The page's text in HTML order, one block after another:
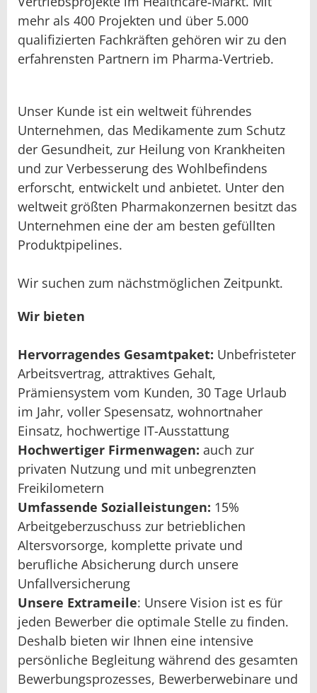
mehr als 400 Projekten und über 5.000
qualifizierten Fachkräften gehören wir zu den
erfahrensten Partnern im Pharma-Vertrieb.
Unser Kunde ist ein weltweit führendes
Unternehmen, das Medikamente zum Schutz
der Gesundheit, zur Heilung von Krankheiten
und zur Verbesserung des Wohlbefindens
erforscht, entwickelt und anbietet. Unter den
weltweit größten Pharmakonzernen besitzt das
Unternehmen eine der am besten gefüllten
Produktpipelines.
Wir suchen zum nächstmöglichen Zeitpunkt.
Wir bieten
Hervorragendes Gesamtpaket: Unbefristeter
Arbeitsvertrag, attraktives Gehalt,
Prämiensystem vom Kunden, 30 Tage Urlaub
im Jahr, voller Spesensatz, wohnortnaher
Einsatz, hochwertige IT-Ausstattung
Hochwertiger Firmenwagen: auch zur
privaten Nutzung und mit unbegrenzten
Freikilometern
Umfassende Sozialleistungen: 15%
Arbeitgeberzuschuss zur betrieblichen
Altersvorsorge, komplette private und
berufliche Absicherung durch unsere
Unfallversicherung
Unsere Extrameile: Unsere Vision ist es für
jeden Bewerber die optimale Stelle zu finden.
Deshalb bieten wir Ihnen eine intensive
persönliche Begleitung während des gesamten
Bewerbungsprozesses, Bewerberwebinare und